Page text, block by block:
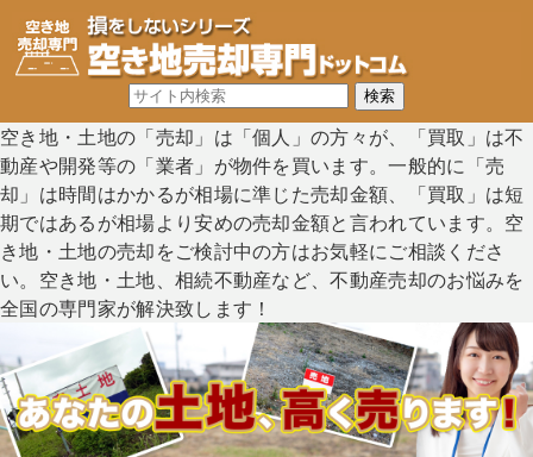
空き地・土地の「売却」は「個人」の方々が、「買取」は不
動産や開発等の「業者」が物件を買います。一般的に「売
却」は時間はかかるが相場に準じた売却金額、「買取」は短
期ではあるが相場より安めの売却金額と言われています。空
き地・土地の売却をご検討中の方はお気軽にご相談くださ
い。空き地・土地、相続不動産など、不動産売却のお悩みを
全国の専門家が解決致します！